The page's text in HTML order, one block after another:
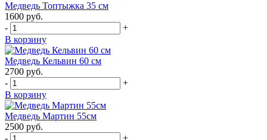
Медведь Топтыжка 35 см
1600 руб.
-
+
В корзину
Медведь Кельвин 60 см
2700 руб.
-
+
В корзину
Медведь Мартин 55см
2500 руб.